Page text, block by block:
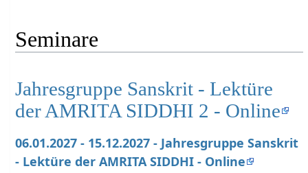
Seminare
Jahresgruppe Sanskrit - Lektüre
der AMRITA SIDDHI 2 - Online
06.01.2027 - 15.12.2027 - Jahresgruppe Sanskrit
- Lektüre der AMRITA SIDDHI - Online